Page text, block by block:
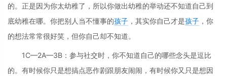
的。正是因为你太幼稚了，所以你做出幼稚的举动还不知道自己到
底幼稚在哪。你把别人当不懂事的孩子 ，其实你自己才是孩子 ，你
的想法常常很好笑，但你自己却不知道。
1C—2A—3B：参与社交时，你不知道自己的哪些念头是逗比
的。有时候你只是想搞点恶作剧跟朋友闹闹，有时候你又只是想因